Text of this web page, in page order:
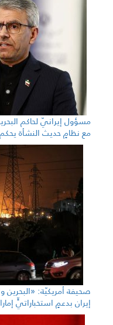
مسؤول إيرانيّ لحاكم البحرين:
مع نظامٍ حديث النشأة يحكم
صحيفة أمريكيّة: «البحرين
إيران بدعمٍ استخباراتيٍّ إماراتيٍّ»